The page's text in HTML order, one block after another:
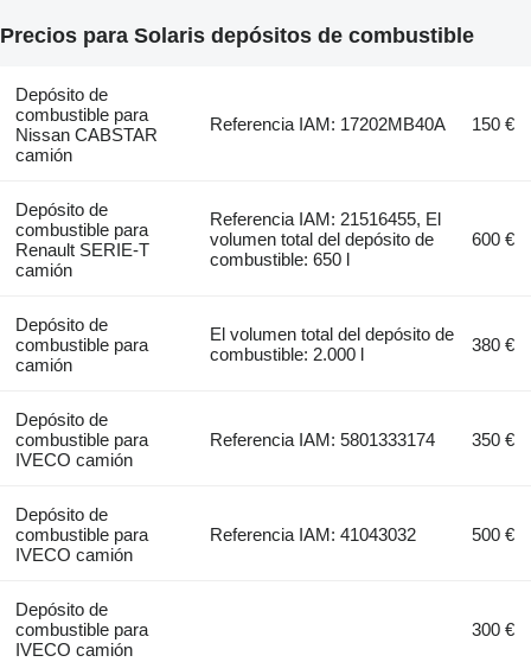
Precios para Solaris depósitos de combustible
Depósito de
combustible para
Nissan CABSTAR
camión
Referencia IAM: 17202MB40A 150 €
Depósito de
combustible para
Renault SERIE-T
camión
Referencia IAM: 21516455, El
volumen total del depósito de
combustible: 650 l
600 €
Depósito de
combustible para
camión
El volumen total del depósito de
combustible: 2.000 l
380 €
Depósito de
combustible para
IVECO camión
Referencia IAM: 5801333174 350 €
Depósito de
combustible para
IVECO camión
Referencia IAM: 41043032 500 €
Depósito de
combustible para
IVECO camión
300 €